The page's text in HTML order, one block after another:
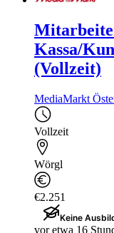
Kassa/
(Vollzeit)
MediaMarkt
Vollzeit
Wörgl
€2.251
Keine
vor etwa 16